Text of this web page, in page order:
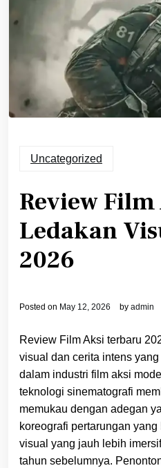
Uncategorized
Review
Ledakan
2026
Posted on May 12, 2026 by admin
Review Film Aksi terbaru
visual dan cerita intens
dalam industri film aksi
teknologi sinematografi
memukau dengan adegan
koreografi pertarungan
visual yang jauh lebih
tahun sebelumnya.